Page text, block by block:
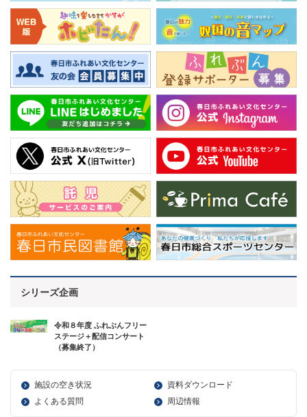
シリーズ企画
令和８年度 ふれぶんフリー
ステージ＋配信コンサート
（募集終了）
施設の空き状況
資料ダウンロード
よくある質問
周辺情報